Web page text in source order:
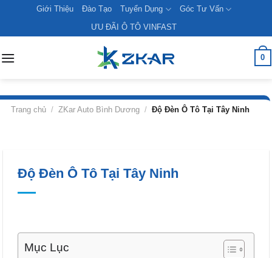
content
Giới Thiệu Đào Tạo Tuyển Dụng
Góc Tư Vấn
ƯU ĐÃI Ô TÔ VINFAST
0
Trang chủ / ZKar Auto Bình Dương / Độ Đèn Ô Tô Tại Tây Ninh
Độ Đèn Ô Tô Tại Tây Ninh
Mục Lục